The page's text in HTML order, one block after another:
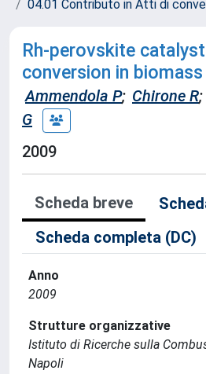
04.01 Contributo in Atti di
Rh-perovskite
conversion in
Ammendola P; Chirone R;
G
2009
Scheda breve
Scheda completa (DC)
Anno
2009
Strutture organizzative
Istituto di Ricerche sulla
Napoli